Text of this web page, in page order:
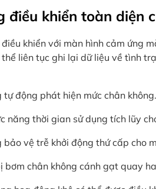
điều khiển toàn diện
khiển với màn hình cảm ứng
thể liên tục ghi lại dữ liệu về tình
tự động phát hiện mức chân
năng thời gian sử dụng tích lũy
bảo vệ trễ khởi động thứ cấp cho
chân không cánh gạt quay